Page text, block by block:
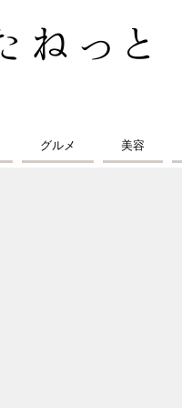
グルメ 美容